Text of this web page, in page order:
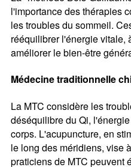
l'importance des thérapies
les troubles du sommeil.
rééquilibrer l'énergie vitale,
améliorer le bien-être
Médecine traditionnelle
La MTC considère les
déséquilibre du Qi,
corps. L'acupuncture, en
le long des méridiens, vise
praticiens de MTC peuvent